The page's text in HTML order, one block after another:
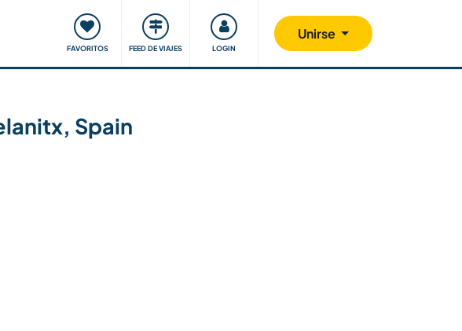
FAVORITOS FEED DE VIAJES LOGIN
Unirse
Viajar y aprender Comunidad Nos implicamos
Spain